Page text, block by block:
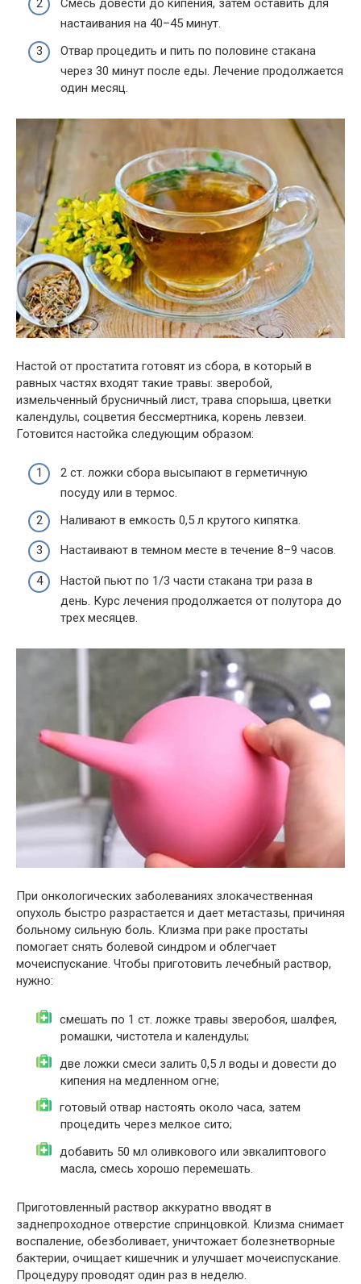
Смесь довести до кипения, затем оставить для
настаивания на 40–45 минут.
Отвар процедить и пить по половине стакана
через 30 минут после еды. Лечение продолжается
один месяц.
Настой от простатита готовят из сбора, в который в
равных частях входят такие травы: зверобой,
измельченный брусничный лист, трава спорыша, цветки
календулы, соцветия бессмертника, корень левзеи.
Готовится настойка следующим образом:
2 ст. ложки сбора высыпают в герметичную
посуду или в термос.
Наливают в емкость 0,5 л крутого кипятка.
Настаивают в темном месте в течение 8–9 часов.
Настой пьют по 1/3 части стакана три раза в
день. Курс лечения продолжается от полутора до
трех месяцев.
При онкологических заболеваниях злокачественная
опухоль быстро разрастается и дает метастазы, причиняя
больному сильную боль. Клизма при раке простаты
помогает снять болевой синдром и облегчает
мочеиспускание. Чтобы приготовить лечебный раствор,
нужно:
смешать по 1 ст. ложке травы зверобоя, шалфея,
ромашки, чистотела и календулы;
две ложки смеси залить 0,5 л воды и довести до
кипения на медленном огне;
готовый отвар настоять около часа, затем
процедить через мелкое сито;
добавить 50 мл оливкового или эвкалиптового
масла, смесь хорошо перемешать.
Приготовленный раствор аккуратно вводят в
заднепроходное отверстие спринцовкой. Клизма снимает
воспаление, обезболивает, уничтожает болезнетворные
бактерии, очищает кишечник и улучшает мочеиспускание.
Процедуру проводят один раз в неделю.